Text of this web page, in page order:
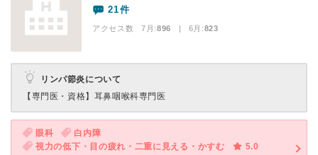
21件
アクセス数 7月:896 | 6月:823
リンパ節炎について
【専門医・資格】 耳鼻咽喉科専門医
眼科
白内障
視力の低下・目の疲れ・二重に見える・かすむ
5.0